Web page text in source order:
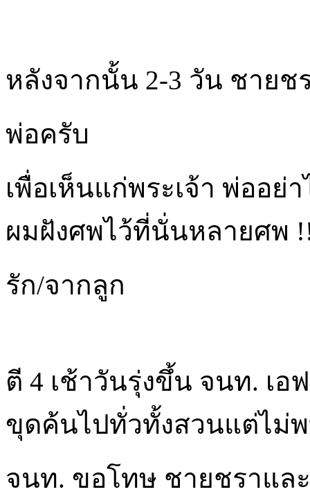
หลังจากนั้น 2-3 วัน ชายช
พ่อครับ
เพื่อเห็นแก่พระเจ้า พ่ออ
ผมฝังศพไว้ที่นั่นหลายศพ
รัก/จากลูก
ตี 4 เช้าวันรุ่งขึ้น จนท. เ
ขุดค้นไปทั่วทั้งสวนแต่ไม่
จนท. ขอโทษ ชายชราแล